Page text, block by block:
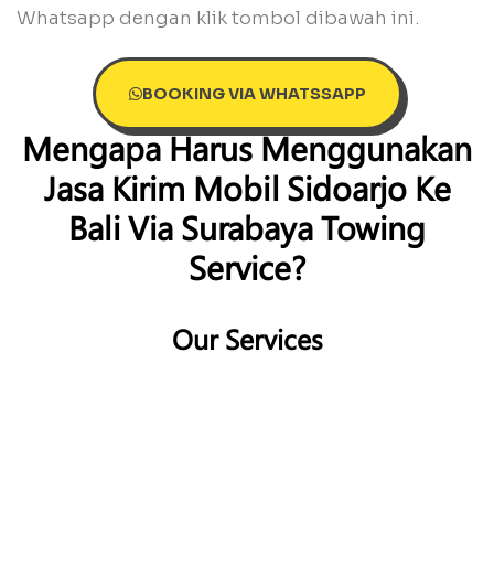
Whatsapp dengan klik tombol dibawah ini.
BOOKING VIA WHATSSAPP
Mengapa Harus Menggunakan
Jasa Kirim Mobil Sidoarjo Ke
Bali Via Surabaya Towing
Service?
Our Services